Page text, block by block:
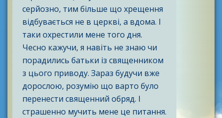
серйозно, тим більше що хрещення
відбувається не в церкві, а вдома. І
таки охрестили мене того дня.
Чесно кажучи, я навіть не знаю чи
порадились батьки із священником
з цього приводу. Зараз будучи вже
дорослою, розумію що варто було
перенести священний обряд. І
страшенно мучить мене це питання.